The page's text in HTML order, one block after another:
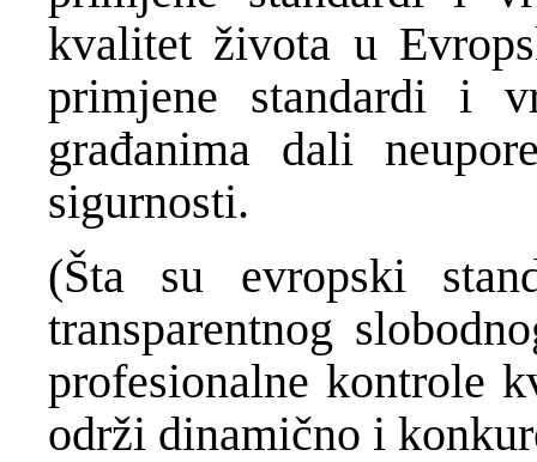
kvalitet života u
primjene standardi i
građanima dali
sigurnosti.
(Šta su evropski
transparentnog
profesionalne kontrole
održi dinamično i